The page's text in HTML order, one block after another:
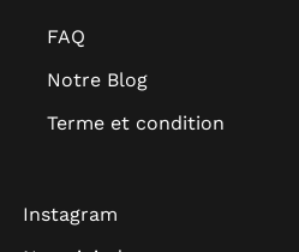
FAQ
Notre Blog
Terme et condition
Instagram